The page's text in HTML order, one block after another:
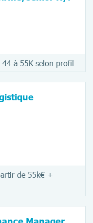
44 à 55K selon profil
de 55k€ +